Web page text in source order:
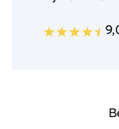
jullie reis